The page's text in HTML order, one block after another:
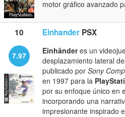
motor gráfico avanzado
10 Einhander PSX
7.97 Einhänderes un
desplazamiento lateral
publicado por Sony
en 1997 para la
por su enfoque único en
incorporando una
impresionante inspirado